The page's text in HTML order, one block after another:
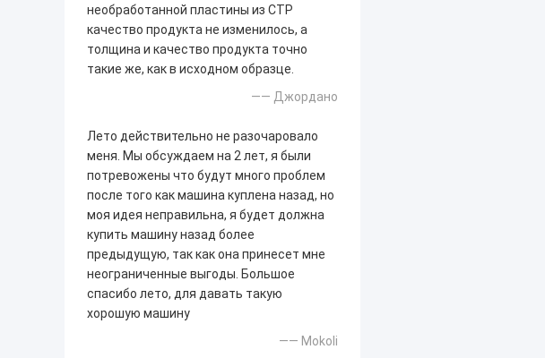
необработанной пластины из CTP
качество продукта не изменилось, а
толщина и качество продукта точно
такие же, как в исходном образце.
—— Джордано
Лето действительно не разочаровало
меня. Мы обсуждаем на 2 лет, я были
потревожены что будут много проблем
после того как машина куплена назад, но
моя идея неправильна, я будет должна
купить машину назад более
предыдущую, так как она принесет мне
неограниченные выгоды. Большое
спасибо лето, для давать такую
хорошую машину
—— Mokoli